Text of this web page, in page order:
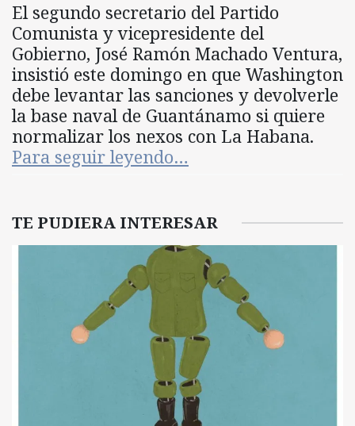
El segundo secretario del Partido
Comunista y vicepresidente del
Gobierno, José Ramón Machado Ventura,
insistió este domingo en que Washington
debe levantar las sanciones y devolverle
la base naval de Guantánamo si quiere
normalizar los nexos con La Habana.
Para seguir leyendo…
TE PUDIERA INTERESAR